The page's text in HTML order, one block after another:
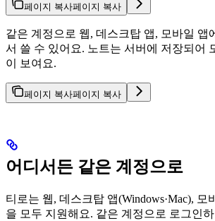
페이지 복사페이지 복사
같은 계정으로 웹, 데스크탑 앱, 모바일 앱
서 쓸 수 있어요. 노트는 서버에 저장되어
이 보여요.
페이지 복사페이지 복사
어디서든 같은 계정으로
티로는 웹, 데스크탑 앱(Windows·Mac), 모
을 모두 지원해요. 같은 계정으로 로그인